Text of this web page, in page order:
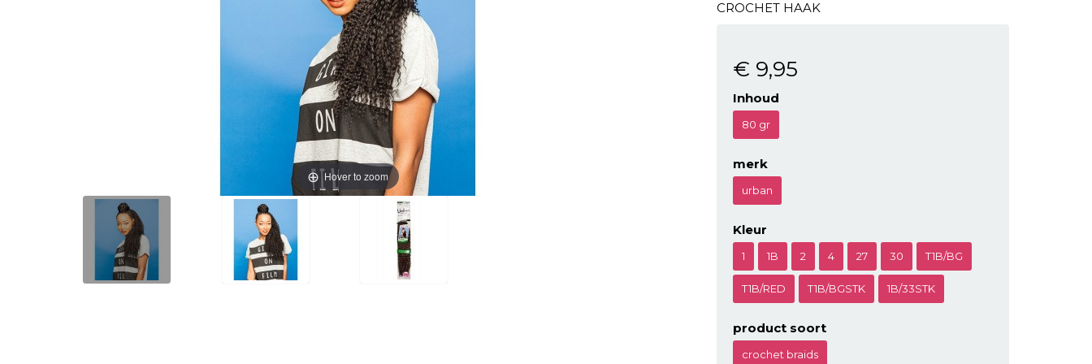
Hover to zoom
CROCHET HAAK
€ 9,95
Inhoud
80 gr
merk
urban
Kleur
1 1B 2 4 27 30 T1B/BG
T1B/RED T1B/BGSTK 1B/33STK
product soort
crochet braids